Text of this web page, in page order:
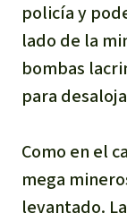
policía y
lado de la
bombas
para
Como en el
mega
levantado.